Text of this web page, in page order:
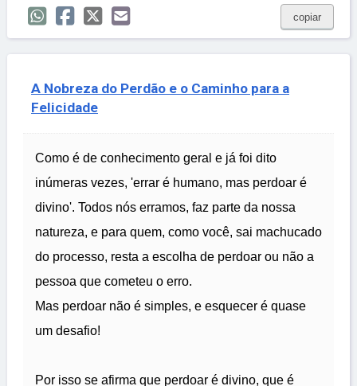
copiar
A Nobreza do Perdão e o Caminho para a
Felicidade
Como é de conhecimento geral e já foi dito
inúmeras vezes, 'errar é humano, mas perdoar é
divino'. Todos nós erramos, faz parte da nossa
natureza, e para quem, como você, sai machucado
do processo, resta a escolha de perdoar ou não a
pessoa que cometeu o erro.
Mas perdoar não é simples, e esquecer é quase
um desafio!
Por isso se afirma que perdoar é divino, que é